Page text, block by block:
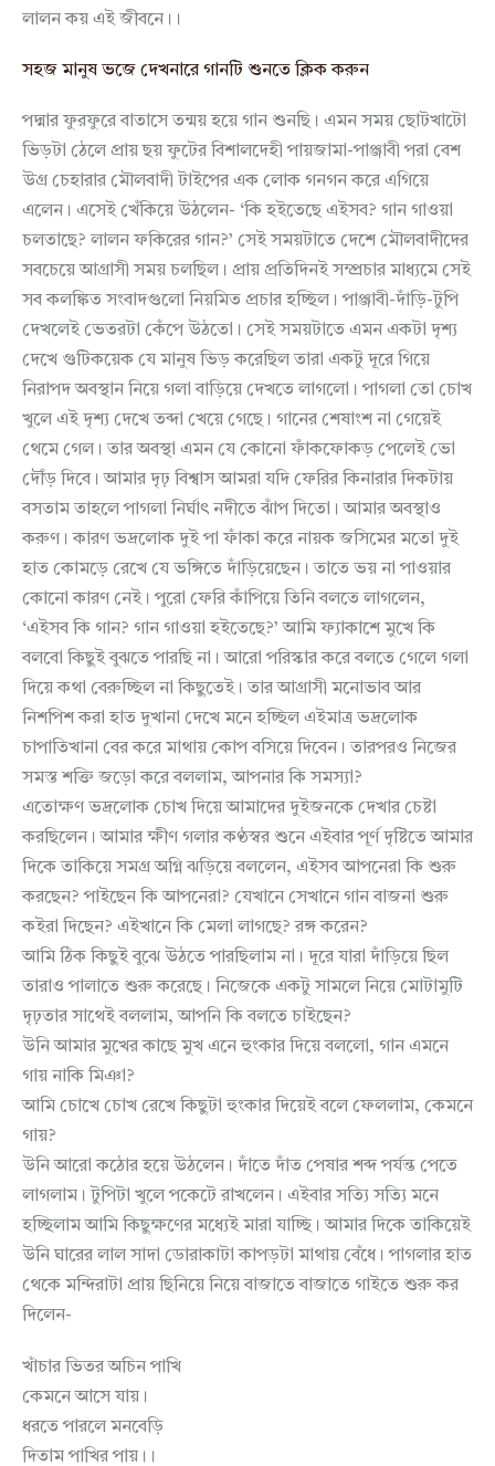
লালন কয় এই জীবনে।।
সহজ মানুষ ভজে দেখনারে গানটি শুনতে ক্লিক করুন
পদ্মার ফুরফুরে বাতাসে তন্ময় হয়ে গান শুনছি। এমন সময় ছোটখাটো
ভিড়টা ঠেলে প্রায় ছয় ফুটের বিশালদেহী পায়জামা-পাঞ্জাবী পরা বেশ
উগ্র চেহারার মৌলবাদী টাইপের এক লোক গনগন করে এগিয়ে
এলেন। এসেই খেঁকিয়ে উঠলেন- ‘কি হইতেছে এইসব? গান গাওয়া
চলতাছে? লালন ফকিরের গান?’ সেই সময়টাতে দেশে মৌলবাদীদের
সবচেয়ে আগ্রাসী সময় চলছিল। প্রায় প্রতিদিনই সম্প্রচার মাধ্যমে সেই
সব কলঙ্কিত সংবাদগুলো নিয়মিত প্রচার হচ্ছিল। পাঞ্জাবী-দাঁড়ি-টুপি
দেখলেই ভেতরটা কেঁপে উঠতো। সেই সময়টাতে এমন একটা দৃশ্য
দেখে গুটিকয়েক যে মানুষ ভিড় করেছিল তারা একটু দূরে গিয়ে
নিরাপদ অবস্থান নিয়ে গলা বাড়িয়ে দেখতে লাগলো। পাগলা তো চোখ
খুলে এই দৃশ্য দেখে তব্দা খেয়ে গেছে। গানের শেষাংশ না গেয়েই
থেমে গেল। তার অবস্থা এমন যে কোনো ফাঁকফোকড় পেলেই ভো
দৌঁড় দিবে। আমার দৃঢ় বিশ্বাস আমরা যদি ফেরির কিনারার দিকটায়
বসতাম তাহলে পাগলা নির্ঘাৎ নদীতে ঝাঁপ দিতো। আমার অবস্থাও
করুণ। কারণ ভদ্রলোক দুই পা ফাঁকা করে নায়ক জসিমের মতো দুই
হাত কোমড়ে রেখে যে ভঙ্গিতে দাঁড়িয়েছেন। তাতে ভয় না পাওয়ার
কোনো কারণ নেই। পুরো ফেরি কাঁপিয়ে তিনি বলতে লাগলেন,
‘এইসব কি গান? গান গাওয়া হইতেছে?’ আমি ফ্যাকাশে মুখে কি
বলবো কিছুই বুঝতে পারছি না। আরো পরিস্কার করে বলতে গেলে গলা
দিয়ে কথা বেরুচ্ছিল না কিছুতেই। তার আগ্রাসী মনোভাব আর
নিশপিশ করা হাত দুখানা দেখে মনে হচ্ছিল এইমাত্র ভদ্রলোক
চাপাতিখানা বের করে মাথায় কোপ বসিয়ে দিবেন। তারপরও নিজের
সমস্ত শক্তি জড়ো করে বললাম, আপনার কি সমস্যা?
এতোক্ষণ ভদ্রলোক চোখ দিয়ে আমাদের দুইজনকে দেখার চেষ্টা
করছিলেন। আমার ক্ষীণ গলার কণ্ঠস্বর শুনে এইবার পূর্ণ দৃষ্টিতে আমার
দিকে তাকিয়ে সমগ্র অগ্নি ঝড়িয়ে বললেন, এইসব আপনেরা কি শুরু
করছেন? পাইছেন কি আপনেরা? যেখানে সেখানে গান বাজনা শুরু
কইরা দিছেন? এইখানে কি মেলা লাগছে? রঙ্গ করেন?
আমি ঠিক কিছুই বুঝে উঠতে পারছিলাম না। দূরে যারা দাঁড়িয়ে ছিল
তারাও পালাতে শুরু করেছে। নিজেকে একটু সামলে নিয়ে মোটামুটি
দৃঢ়তার সাথেই বললাম, আপনি কি বলতে চাইছেন?
উনি আমার মুখের কাছে মুখ এনে হুংকার দিয়ে বললো, গান এমনে
গায় নাকি মিঞা?
আমি চোখে চোখ রেখে কিছুটা হুংকার দিয়েই বলে ফেললাম, কেমনে
গায়?
উনি আরো কঠোর হয়ে উঠলেন। দাঁতে দাঁত পেষার শব্দ পর্যন্ত পেতে
লাগলাম। টুপিটা খুলে পকেটে রাখলেন। এইবার সত্যি সত্যি মনে
হচ্ছিলাম আমি কিছুক্ষণের মধ্যেই মারা যাচ্ছি। আমার দিকে তাকিয়েই
উনি ঘারের লাল সাদা ডোরাকাটা কাপড়টা মাথায় বেঁধে। পাগলার হাত
থেকে মন্দিরাটা প্রায় ছিনিয়ে নিয়ে বাজাতে বাজাতে গাইতে শুরু কর
দিলেন-
খাঁচার ভিতর অচিন পাখি
কেমনে আসে যায়।
ধরতে পারলে মনবেড়ি
দিতাম পাখির পায়।।